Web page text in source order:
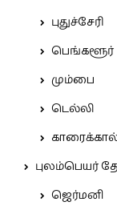
புதுச்சேரி
பெங்களூர்
மும்பை
டெல்லி
புலம்பெயர்
ஜெர்மனி